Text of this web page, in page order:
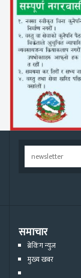
समाचार
ब्रेकिंग न्युज
मुख्य खबर